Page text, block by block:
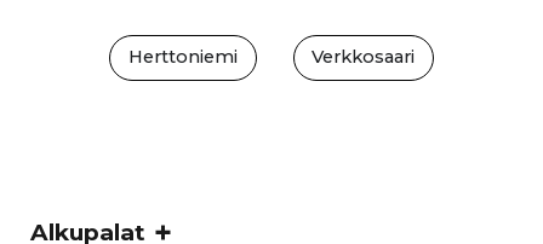
Herttoniemi Verkkosaari
Alkupalat